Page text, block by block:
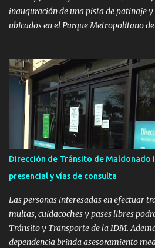
inauguración de una pista de patinaje
ubicados en el Parque Metropolitano
Pública de OPP, así como aportes del
Ministerio de Transporte y Obras
infraestructura deportiva consiste en
20 m con banco de hormigón sobre sus
polifuncional, permitiendo la práctica
la realización de eventos culturales.
instalaron juegos infantiles y
nuevos pavimentos e iluminación. La
implicaron una inversión estimada ...
Dirección de Tránsito de Maldonado
presencial y vías de consulta
Las personas interesadas en efectuar
multas, cuidacoches y pases libres
Tránsito y Transporte de la IDM.
dependencia brinda asesoramiento